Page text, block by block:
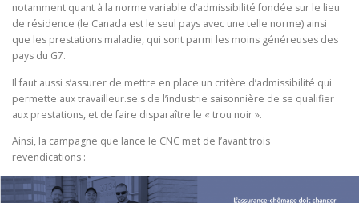
notamment quant à la norme variable d’admissibilité fondée sur le lieu
de résidence (le Canada est le seul pays avec une telle norme) ainsi
que les prestations maladie, qui sont parmi les moins généreuses des
pays du G7.
Il faut aussi s’assurer de mettre en place un critère d’admissibilité qui
permette aux travailleur.se.s de l’industrie saisonnière de se qualifier
aux prestations, et de faire disparaître le « trou noir ».
Ainsi, la campagne que lance le CNC met de l’avant trois
revendications :